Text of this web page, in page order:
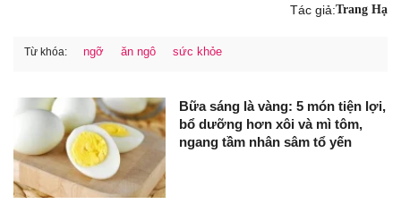
Tác giả:Trang Hạ
Từ khóa: ngỡ ăn ngô sức khỏe
Bữa sáng là vàng: 5 món tiện lợi,
bổ dưỡng hơn xôi và mì tôm,
ngang tầm nhân sâm tổ yến